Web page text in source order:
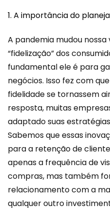
A importância do
A pandemia mudou
“fidelização” dos
fundamental ele é para
negócios. Isso fez com
fidelidade se tornassem
resposta, muitas
adaptado suas
Sabemos que essas
para a retenção de
apenas a frequência de
compras, mas também
relacionamentocom a
qualquer outro